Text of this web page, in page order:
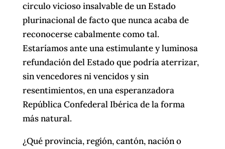
circulo vicioso insalvable de un Estado
plurinacional de facto que nunca acaba de
reconocerse cabalmente como tal.
Estaríamos ante una estimulante y luminosa
refundación del Estado que podría aterrizar,
sin vencedores ni vencidos y sin
resentimientos, en una esperanzadora
República Confederal Ibérica de la forma
más natural.
¿Qué provincia, región, cantón, nación o